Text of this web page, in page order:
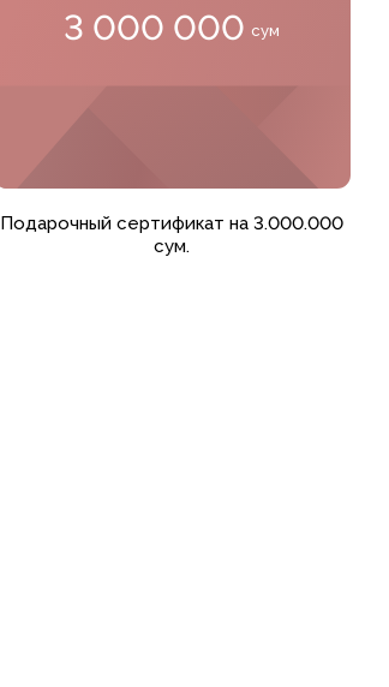
3 000 000 сум
Добавить в корзину
Подарочный сертификат на 3.000.000
сум.